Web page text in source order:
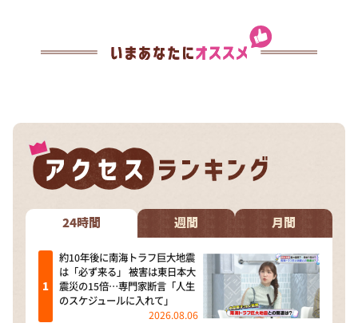
24時間 週間 月間
約10年後に南海トラフ巨大地震
は「必ず来る」 被害は東日本大
震災の15倍…専門家断言「人生
のスケジュールに入れて」
2026.08.06